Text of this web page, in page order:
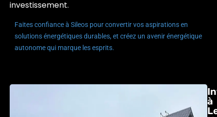
investissement.
Faites confiance à Sileos pour convertir vos aspirations en
solutions énergétiques durables, et créez un avenir énergétique
autonome qui marque les esprits.
à